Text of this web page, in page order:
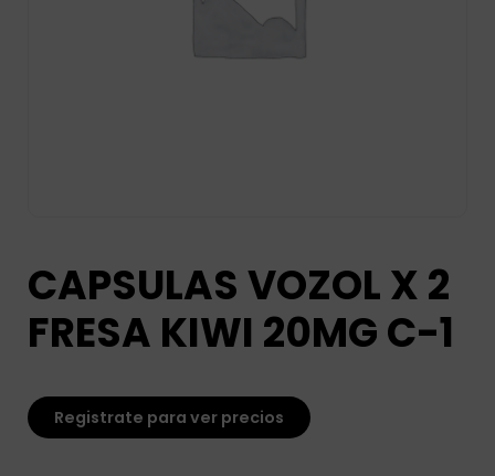
CAPSULAS VOZOL X 2
FRESA KIWI 20MG C-1
Registrate para ver precios